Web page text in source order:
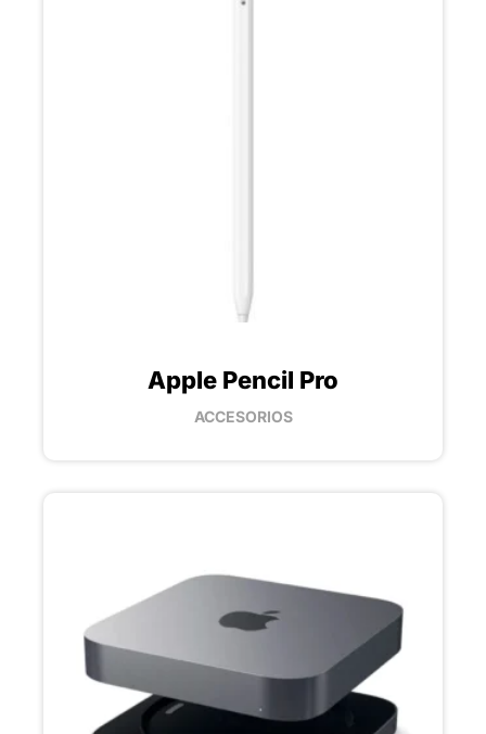
ACCESORIOS
Apple Pencil Pro